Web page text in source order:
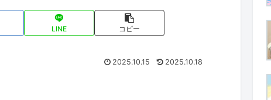
LINE コピー
2025.10.15 2025.10.18